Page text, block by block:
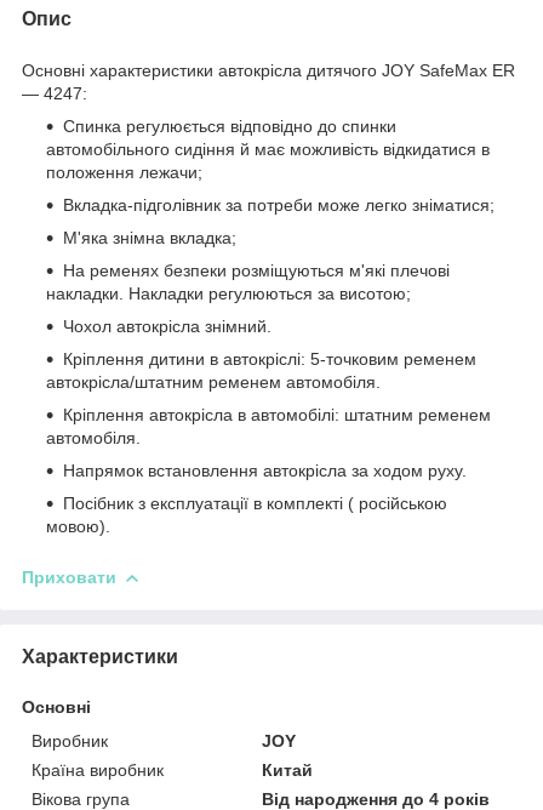
Опис
Основні характеристики автокрісла дитячого JOY SafeMax ER
— 4247:
Спинка регулюється відповідно до спинки
автомобільного сидіння й має можливість відкидатися в
положення лежачи;
Вкладка-підголівник за потреби може легко зніматися;
М'яка знімна вкладка;
На ременях безпеки розміщуються м'які плечові
накладки. Накладки регулюються за висотою;
Чохол автокрісла знімний.
Кріплення дитини в автокріслі: 5-точковим ременем
автокрісла/штатним ременем автомобіля.
Кріплення автокрісла в автомобілі: штатним ременем
автомобіля.
Напрямок встановлення автокрісла за ходом руху.
Посібник з експлуатації в комплекті ( російською
мовою).
Приховати
Характеристики
Основні
Виробник
JOY
Країна виробник
Китай
Вікова група
Від народження до 4 років